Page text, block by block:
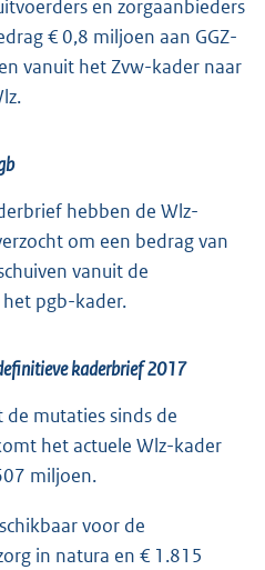
en zorgaanbieders
€ 0,8 miljoen aan GGZ-
vanuit het Zvw-kader naar
hebben de Wlz-
om een bedrag van
vanuit de
pgb-kader.
kaderbrief 2017
mutaties sinds de
het actuele Wlz-kader
miljoen.
voor de
in natura en € 1.815